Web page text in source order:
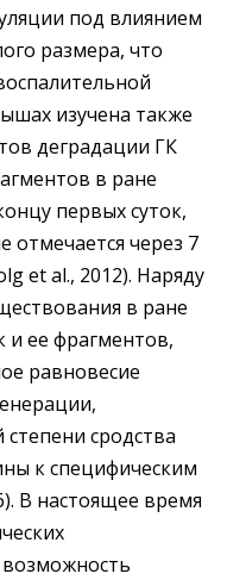
под влиянием
размера, что
изучена также
деградации ГК
в ране
первых суток,
отмечается через 7
et al., 2012). Наряду
в ране
и ее фрагментов,
равновесие
сродства
к специфическим
В настоящее время
возможность